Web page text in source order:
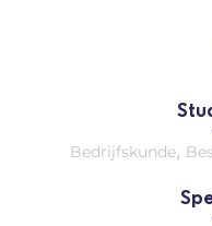
Bedrijfskunde,